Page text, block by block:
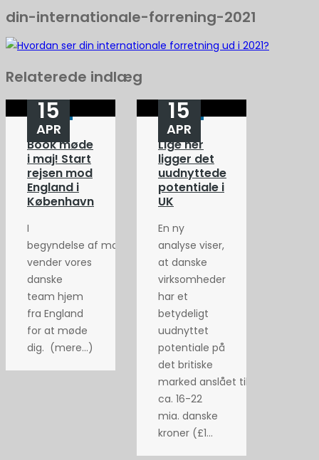
din-internationale-forrening-2021
Relaterede indlæg
Book møde
i maj! Start
rejsen mod
England i
København
15
APR
I
begyndelse af maj
vender vores
danske
team hjem
fra England
for at møde
dig. (mere…)
Lige her
ligger det
uudnyttede
potentiale i
UK
15
APR
En ny
analyse viser,
at danske
virksomheder
har et
betydeligt
uudnyttet
potentiale på
det britiske
marked anslået til
ca. 16-22
mia. danske
kroner (£1...